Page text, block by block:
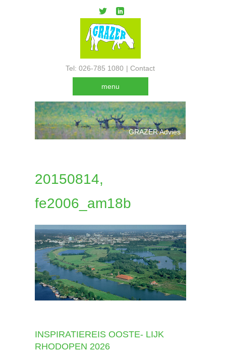
Tel: 026-785 1080 | Contact
menu
GRAZER Advies
20150814,
fe2006_am18b
INSPIRATIEREIS OOSTE- LIJK
RHODOPEN 2026